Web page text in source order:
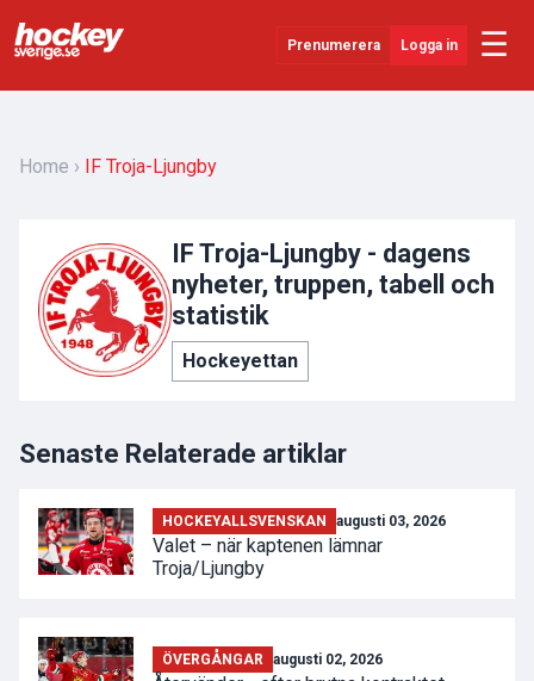
Prenumerera Logga in ☰
YouTube
Evenemang
Övrigt
Home IF Troja-Ljungby
IF Troja-Ljungby - dagens
nyheter, truppen, tabell och
statistik
Hockeyettan
Senaste Relaterade artiklar
HOCKEYALLSVENSKAN augusti 03, 2026
Valet – när kaptenen lämnar
Troja/Ljungby
ÖVERGÅNGAR augusti 02, 2026